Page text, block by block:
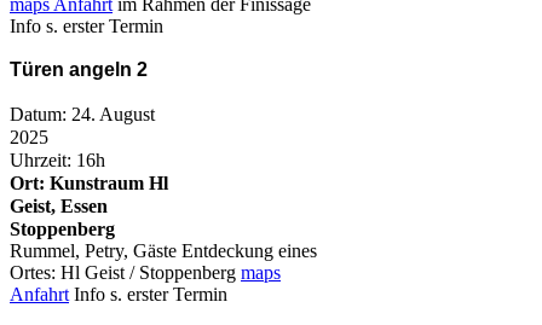
maps Anfahrt im Rahmen der Finissage
Info s. erster Termin
Türen angeln 2
Datum: 24. August
2025
Uhrzeit: 16h
Ort: Kunstraum Hl
Geist, Essen
Stoppenberg
Rummel, Petry, Gäste Entdeckung eines
Ortes: Hl Geist / Stoppenberg maps
Anfahrt Info s. erster Termin